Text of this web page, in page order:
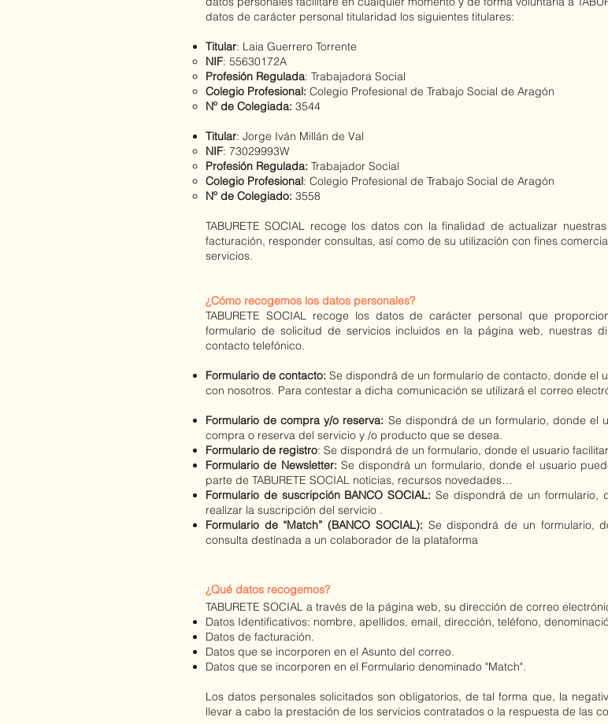
datos de carácter personal titularidad los siguientes titulares:
Titular: Laia Guerrero Torrente
NIF: 55630172A
Profesión Regulada: Trabajadora Social
Colegio Profesional: Colegio Profesional de Trabajo Social de Aragón
Nº de Colegiada: 3544
Titular: Jorge Iván Millán de Val
NIF: 73029993W
Profesión Regulada: Trabajador Social
Colegio Profesional: Colegio Profesional de Trabajo Social de Aragón
Nº de Colegiado: 3558
TABURETE SOCIAL recoge los datos con la finalidad de actualizar
facturación, responder consultas, así como de su utilización con fines
servicios.
¿Cómo recogemos los datos personales?
TABURETE SOCIAL recoge los datos de carácter personal que
formulario de solicitud de servicios incluidos en la página web, nuestras
contacto telefónico.
Formulario de contacto: Se dispondrá de un formulario de contacto, donde el
con nosotros. Para contestar a dicha comunicación se utilizará el correo
Formulario de compra y/o reserva: Se dispondrá de un formulario, donde el
compra o reserva del servicio y /o producto que se desea.
Formulario de registro: Se dispondrá de un formulario, donde el usuario
Formulario de Newsletter: Se dispondrá un formulario, donde el usuario
parte de TABURETE SOCIAL noticias, recursos novedades…
Formulario de suscripción BANCO SOCIAL: Se dispondrá de un formulario,
realizar la suscripción del servicio .
Formulario de “Match” (BANCO SOCIAL): Se dispondrá de un formulario,
consulta destinada a un colaborador de la plataforma
​¿Qué datos recogemos?
TABURETE SOCIAL a través de la página web, su dirección de correo
Datos Identificativos: nombre, apellidos, email, dirección, teléfono,
Datos de facturación.
Datos que se incorporen en el Asunto del correo.
Datos que se incorporen en el Formulario denominado "Match".
Los datos personales solicitados son obligatorios, de tal forma que, la
llevar a cabo la prestación de los servicios contratados o la respuesta de las